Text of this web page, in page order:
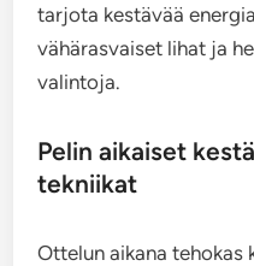
tarjota kestävää
vähärasvaiset lihat ja
valintoja.
Pelin aikaiset
tekniikat
Ottelun aikana tehokas